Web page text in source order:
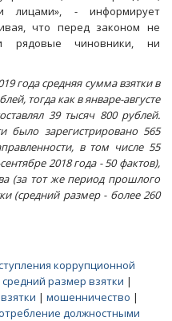
лицами», - информирует
что перед законом не
рядовые чиновники, ни
года средняя сумма взятки в
тогда как в январе-августе
39 тысяч 800 рублей.
было зарегистрировано 565
в том числе 55
2018 года - 50 фактов),
(за тот же период прошлого
(средний размер - более 260
коррупционной
средний размер взятки |
| мошенничество |
должностными